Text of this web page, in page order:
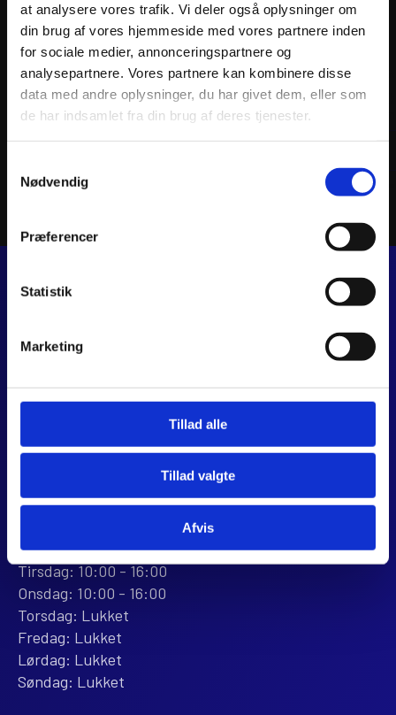
at analysere vores trafik. Vi deler også oplysninger om
din brug af vores hjemmeside med vores partnere inden
for sociale medier, annonceringspartnere og
analysepartnere. Vores partnere kan kombinere disse
data med andre oplysninger, du har givet dem, eller som
de har indsamlet fra din brug af deres tjenester.
Nødvendig
Præferencer
Statistik
Marketing
Tillad alle
Tillad valgte
Afvis
ATHENA PISTON KIT FORGED Ø53,96mm
1.017kr.
inkl. moms
978
8960 Randers SØ
+45 28 81 26 43
webshop@jjmotorcykler.dk
salg@jjmotorcykler.dk
Anmeld os på Trustpilot
ÅBNINGSTIDER
Mandag: 10:00 - 16:00
Tirsdag: 10:00 - 16:00
Onsdag: 10:00 - 16:00
Torsdag: Lukket
Fredag: Lukket
Lørdag: Lukket
Søndag: Lukket